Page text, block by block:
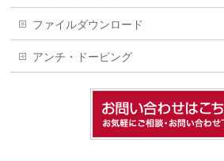
ファイルダウンロード
アンチ・ドーピング